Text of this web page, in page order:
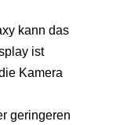
kann das
ist
Kamera
geringeren